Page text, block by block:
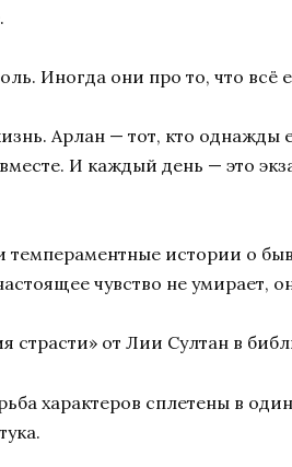
Иногда они про то, что всё
Арлан — тот, кто однажды
И каждый день — это
истории о
чувство не умирает,
страсти» от Лии Султан в
характеров сплетены в